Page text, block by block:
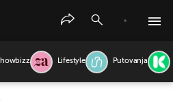
Lifestyle Putovanja